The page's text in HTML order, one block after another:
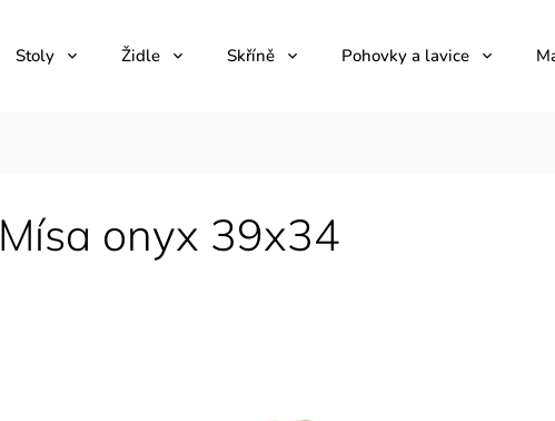
Stoly Židle Skříně Pohovky a lavice
Mísa onyx 39x34